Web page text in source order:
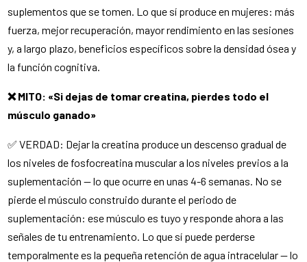
suplementos que se tomen. Lo que sí produce en mujeres: más
fuerza, mejor recuperación, mayor rendimiento en las sesiones
y, a largo plazo, beneficios específicos sobre la densidad ósea y
la función cognitiva.
❌ MITO: «Si dejas de tomar creatina, pierdes todo el
músculo ganado»
✅ VERDAD: Dejar la creatina produce un descenso gradual de
los niveles de fosfocreatina muscular a los niveles previos a la
suplementación — lo que ocurre en unas 4-6 semanas. No se
pierde el músculo construido durante el periodo de
suplementación: ese músculo es tuyo y responde ahora a las
señales de tu entrenamiento. Lo que sí puede perderse
temporalmente es la pequeña retención de agua intracelular — lo